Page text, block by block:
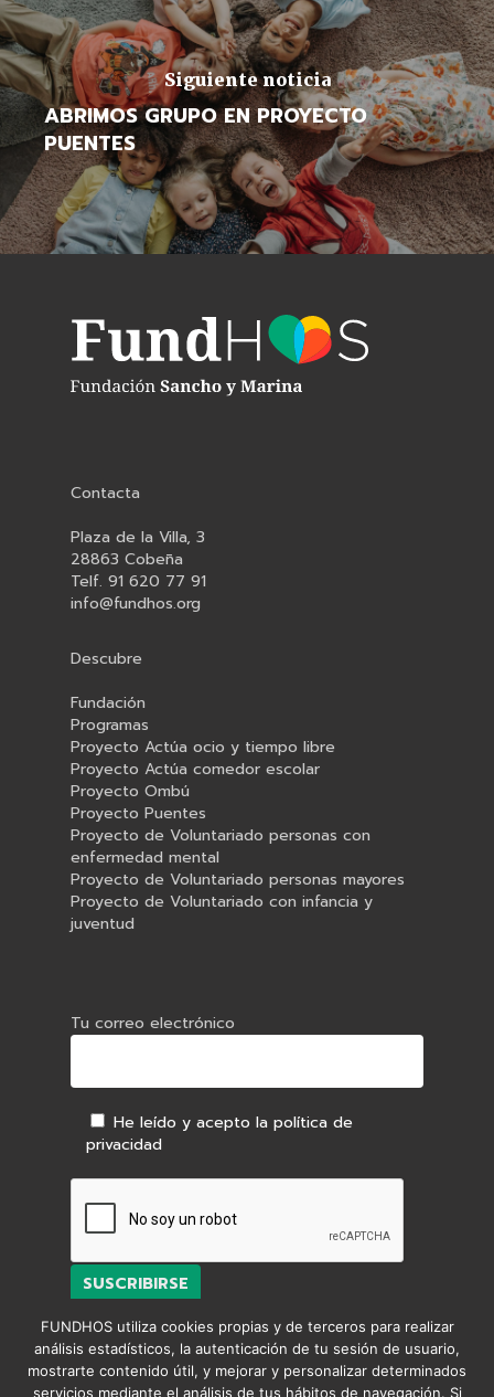
Siguiente noticia
ABRIMOS GRUPO EN PROYECTO
PUENTES
Contacta
Plaza de la Villa, 3
28863 Cobeña
Telf. 91 620 77 91
info@fundhos.org
Descubre
Fundación
Programas
Proyecto Actúa ocio y tiempo libre
Proyecto Actúa comedor escolar
Proyecto Ombú
Proyecto Puentes
Proyecto de Voluntariado personas con
enfermedad mental
Proyecto de Voluntariado personas mayores
Proyecto de Voluntariado con infancia y
juventud
Tu correo electrónico
He leído y acepto la política de
privacidad
FUNDHOS utiliza cookies propias y de terceros para realizar
análisis estadísticos, la autenticación de tu sesión de usuario,
mostrarte contenido útil, y mejorar y personalizar determinados
servicios mediante el análisis de tus hábitos de navegación. Si